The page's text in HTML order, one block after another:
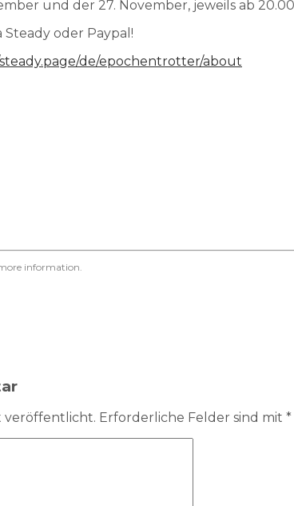
und der 27. November, jeweils ab
oder Paypal!
de/epochentrotter/about
information.
veröffentlicht. Erforderliche Felder sind mit *